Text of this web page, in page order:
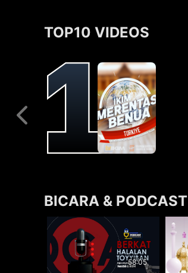
TOP10 VIDEOS
BICARA & PODCAST
58:05